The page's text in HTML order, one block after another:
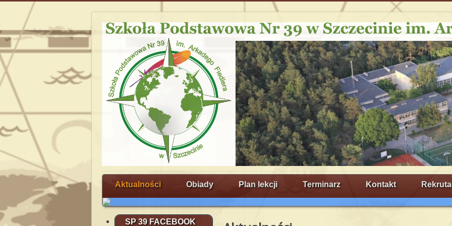
Aktualności Obiady Plan lekcji Terminarz Kontakt
SP 39 FACEBOOK